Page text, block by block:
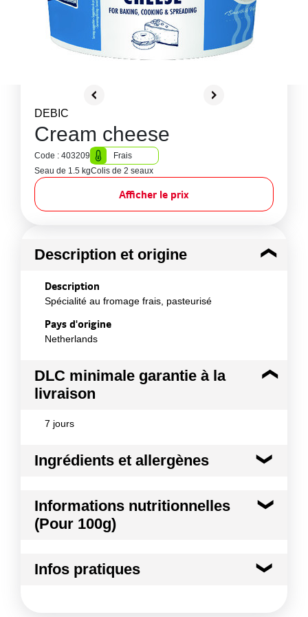
DEBIC
Cream cheese
Code : 403209
Frais
Seau de 1.5 kgColis de 2 seaux
Afficher le prix
Description et origine
Description
Spécialité au fromage frais, pasteurisé
Pays d'origine
Netherlands
DLC minimale garantie à la
livraison
7 jours
Ingrédients et allergènes
FROMAGE blanc (99%); sel (<2%);
épaissisant:farine de graines de caroube (<2%)
Conformément aux informations transmises
Informations nutritionnelles
(Pour 100g)
Infos pratiques